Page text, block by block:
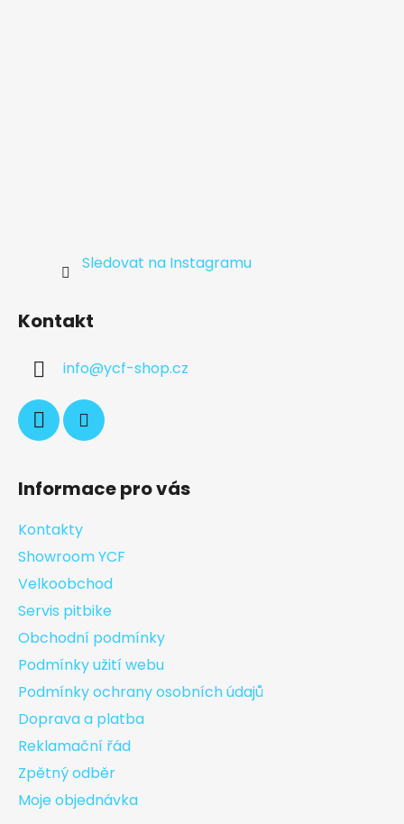
Sledovat na Instagramu
Kontakt
info@ycf-shop.cz
Informace pro vás
Kontakty
Showroom YCF
Velkoobchod
Servis pitbike
Obchodní podmínky
Podmínky užití webu
Podmínky ochrany osobních údajů
Doprava a platba
Reklamační řád
Zpětný odběr
Moje objednávka